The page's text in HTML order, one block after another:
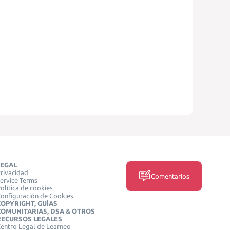
Terms
de cookies
de Cookies
GUÍAS
DSA & OTROS
LEGALES
Legal de Learneo
Comentarios